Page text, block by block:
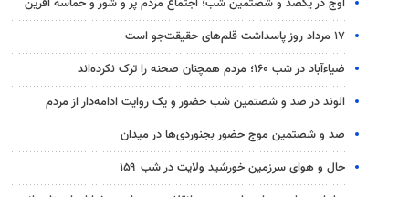
۱۷ مرداد روز پاسداشت قلم‌های حقیقت‌جو است
ضیاء‌آباد در شب ۱۶۰؛ مردم همچنان صحنه را ترک نکرده‌اند
الوند در صد و شصتمین شب حضور و یک روایت ادامه‌دار از مردم
صد و شصتمین موج حضور بجنوردی‌ها در میدان
حال و هوای سرزمین خورشید ولایت در شب ۱۵۹